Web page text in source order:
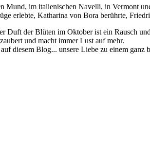
im italienischen Navelli, in Vermont
erlebte, Katharina von Bora berührte,
der Blüten im Oktober ist ein Rausch
und macht immer Lust auf mehr.
diesem Blog... unsere Liebe zu einem ganz